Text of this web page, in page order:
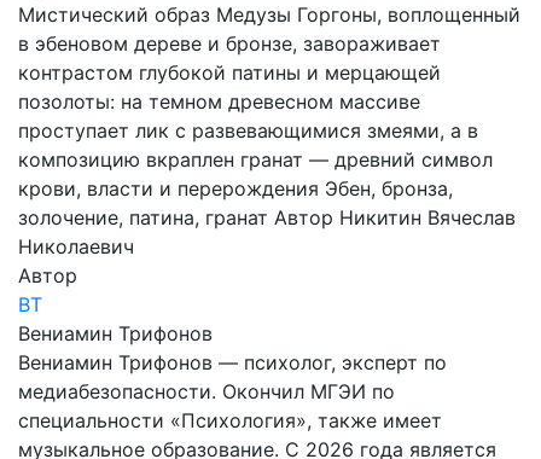
Мистический образ Медузы Горгоны, воплощенный
в эбеновом дереве и бронзе, завораживает
контрастом глубокой патины и мерцающей
позолоты: на темном древесном массиве
проступает лик с развевающимися змеями, а в
композицию вкраплен гранат — древний символ
крови, власти и перерождения Эбен, бронза,
золочение, патина, гранат Автор Никитин Вячеслав
Николаевич
Автор
ВТ
Вениамин Трифонов
Вениамин Трифонов — психолог, эксперт по
медиабезопасности. Окончил МГЭИ по
специальности «Психология», также имеет
музыкальное образование. С 2026 года является